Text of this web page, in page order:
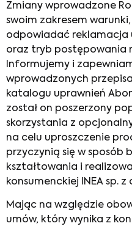
Zmiany wprowadzone
swoim zakresem
odpowiadać reklamacja
oraz tryb postępowania
Informujemy i
wprowadzonych
katalogu uprawnień
został on poszerzony
skorzystania z
na celu uproszczenie
przyczynią się w sposób
kształtowania i
konsumenckiej INEA sp. z
Mając na względzie
umów, który wynika z